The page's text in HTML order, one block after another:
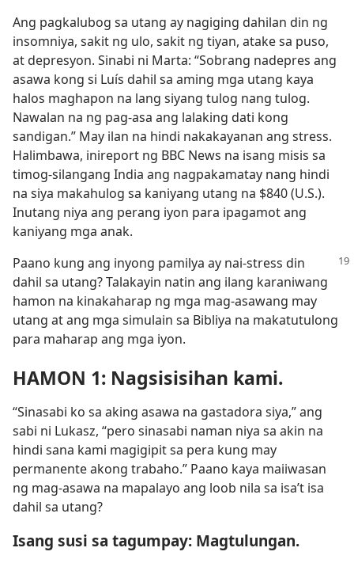
Ang pagkalubog sa utang ay nagiging dahilan din ng
insomniya, sakit ng ulo, sakit ng tiyan, atake sa puso,
at depresyon. Sinabi ni Marta: “Sobrang nadepres ang
asawa kong si Luís dahil sa aming mga utang kaya
halos maghapon na lang siyang tulog nang tulog.
Nawalan na ng pag-asa ang lalaking dati kong
sandigan.” May ilan na hindi nakakayanan ang stress.
Halimbawa, inireport ng BBC News na isang misis sa
timog-silangang India ang nagpakamatay nang hindi
na siya makahulog sa kaniyang utang na $840 (U.S.).
Inutang niya ang perang iyon para ipagamot ang
kaniyang mga anak.
Paano kung ang inyong pamilya ay nai-stress din
dahil sa utang? Talakayin natin ang ilang karaniwang
hamon na kinakaharap ng mga mag-asawang may
utang at ang mga simulain sa Bibliya na makatutulong
para maharap ang mga iyon.
HAMON 1: Nagsisisihan kami.
“Sinasabi ko sa aking asawa na gastadora siya,” ang
sabi ni Lukasz, “pero sinasabi naman niya sa akin na
hindi sana kami magigipit sa pera kung may
permanente akong trabaho.” Paano kaya maiiwasan
ng mag-asawa na mapalayo ang loob nila sa isa’t isa
dahil sa utang?
Isang susi sa tagumpay: Magtulungan.